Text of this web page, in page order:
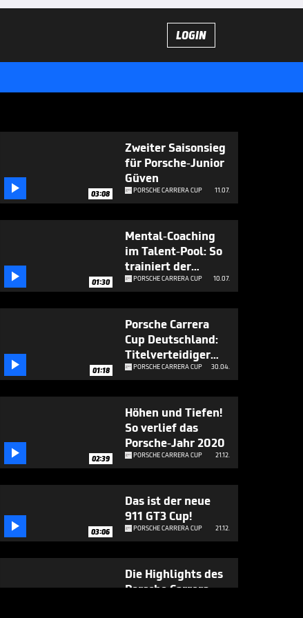
LOGIN
 03:08
Zweiter Saisonsieg
für Porsche-Junior
Güven
PORSCHE CARRERA CUP 11.07.
 01:30
Mental-Coaching
im Talent-Pool: So
trainiert der
Porsche-
Nachwuchs
PORSCHE CARRERA CUP 10.07.
 01:18
Porsche Carrera
Cup Deutschland:
Titelverteidiger
gewinnt den
Auftakt
PORSCHE CARRERA CUP 30.04.
 02:39
Höhen und Tiefen!
So verlief das
Porsche-Jahr 2020
PORSCHE CARRERA CUP 21.12.
 03:06
Das ist der neue
911 GT3 Cup!
PORSCHE CARRERA CUP 21.12.
Die Highlights des
Porsche Carrera